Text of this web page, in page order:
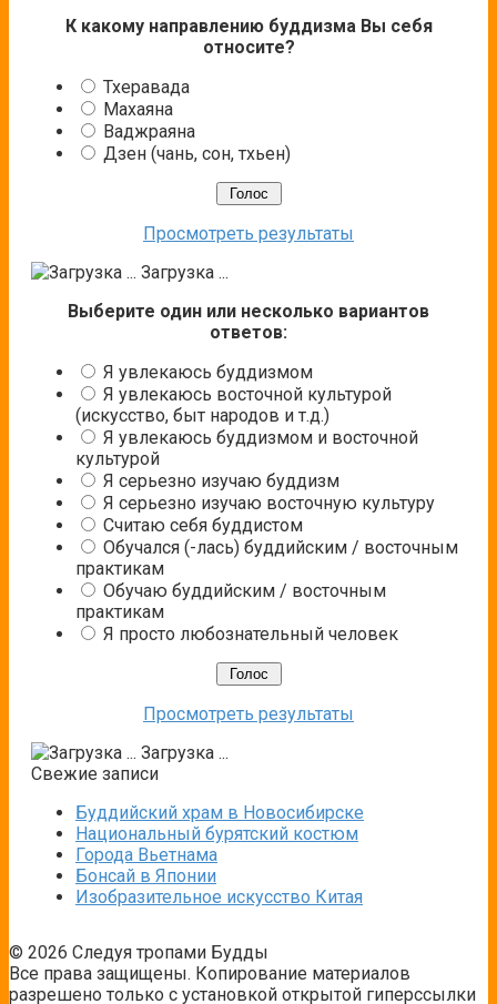
К какому направлению буддизма Вы себя
относите?
Тхеравада
Махаяна
Ваджраяна
Дзен (чань, сон, тхьен)
Просмотреть результаты
Загрузка ...
Выберите один или несколько вариантов
ответов:
Я увлекаюсь буддизмом
Я увлекаюсь восточной культурой
(искусство, быт народов и т.д.)
Я увлекаюсь буддизмом и восточной
культурой
Я серьезно изучаю буддизм
Я серьезно изучаю восточную культуру
Считаю себя буддистом
Обучался (-лась) буддийским / восточным
практикам
Обучаю буддийским / восточным
практикам
Я просто любознательный человек
Просмотреть результаты
Загрузка ...
Свежие записи
Буддийский храм в Новосибирске
Национальный бурятский костюм
Города Вьетнама
Бонсай в Японии
Изобразительное искусство Китая
© 2026 Следуя тропами Будды
Все права защищены. Копирование материалов
разрешено только с установкой открытой гиперссылки